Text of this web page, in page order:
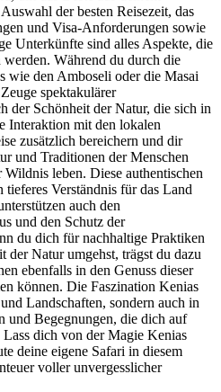
der besten Reisezeit, das
und Visa-Anforderungen sowie
Unterkünfte sind alles Aspekte, die
Während du durch die
wie den Amboseli oder die Masai
spektakulärer
der Schönheit der Natur, die sich in
Interaktion mit den lokalen
zusätzlich bereichern und dir
und Traditionen der Menschen
leben. Diese authentischen
Verständnis für das Land
auch den
und den Schutz der
du dich für nachhaltige Praktiken
der Natur umgehst, trägst du dazu
ebenfalls in den Genuss dieser
können. Die Faszination Kenias
Landschaften, sondern auch in
und Begegnungen, die dich auf
dich von der Magie Kenias
deine eigene Safari in diesem
voller unvergesslicher